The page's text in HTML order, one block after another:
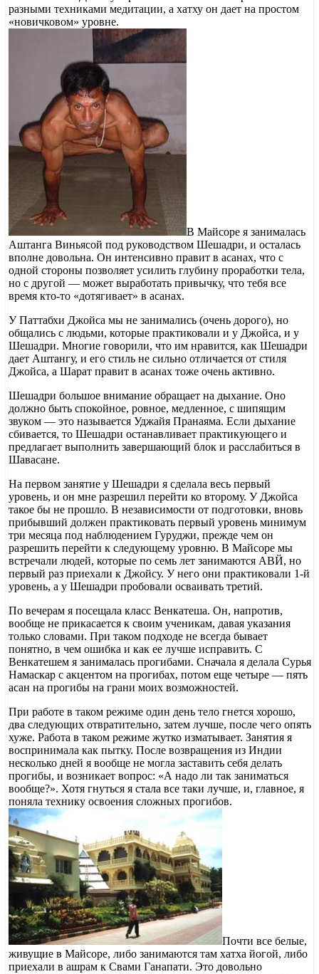
разными техниками медитации, а хатху он дает на простом
«новичковом» уровне.
В Майсоре я занималась
Аштанга Виньясой под руководством Шешадри, и осталась
вполне довольна. Он интенсивно правит в асанах, что с
одной стороны позволяет усилить глубину проработки тела,
но с другой — может выработать привычку, что тебя все
время кто-то «дотягивает» в асанах.
У Паттабхи Джойса мы не занимались (очень дорого), но
общались с людьми, которые практиковали и у Джойса, и у
Шешадри. Многие говорили, что им нравится, как Шешадри
дает Аштангу, и его стиль не сильно отличается от стиля
Джойса, а Шарат правит в асанах тоже очень активно.
Шешадри большое внимание обращает на дыхание. Оно
должно быть спокойное, ровное, медленное, с шипящим
звуком — это называется Уджайя Пранаяма. Если дыхание
сбивается, то Шешадри останавливает практикующего и
предлагает выполнить завершающий блок и расслабиться в
Шавасане.
На первом занятие у Шешадри я сделала весь первый
уровень, и он мне разрешил перейти ко второму. У Джойса
такое бы не прошло. В независимости от подготовки, вновь
прибывший должен практиковать первый уровень минимум
три месяца под наблюдением Гуруджи, прежде чем он
разрешить перейти к следующему уровню. В Майсоре мы
встречали людей, которые по семь лет занимаются АВЙ, но
первый раз приехали к Джойсу. У него они практиковали 1-й
уровень, а у Шешадри пробовали осваивать третий.
По вечерам я посещала класс Венкатеша. Он, напротив,
вообще не прикасается к своим ученикам, давая указания
только словами. При таком подходе не всегда бывает
понятно, в чем ошибка и как ее лучше исправить. С
Венкатешем я занималась прогибами. Сначала я делала Сурья
Намаскар с акцентом на прогибах, потом еще четыре — пять
асан на прогибы на грани моих возможностей.
При работе в таком режиме один день тело гнется хорошо,
два следующих отвратительно, затем лучше, после чего опять
хуже. Работа в таком режиме жутко изматывает. Занятия я
воспринимала как пытку. После возвращения из Индии
несколько дней я вообще не могла заставить себя делать
прогибы, и возникает вопрос: «А надо ли так заниматься
вообще?». Хотя гнуться я стала все таки лучше, и, главное, я
поняла технику освоения сложных прогибов.
Почти все белые,
живущие в Майсоре, либо занимаются там хатха йогой, либо
приехали в ашрам к Свами Ганапати. Это довольно